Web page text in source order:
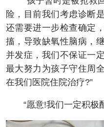
险，目前我们考虑诊断
还需要进一步检查确定
搐，导致缺氧性脑病，
并发症，我们不保证一
最大努力为孩子守住周
在我们医院住院治疗?”
“愿意!我们一定积极